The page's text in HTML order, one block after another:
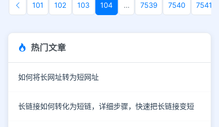
101 102 103 104 ... 7539 7540 7541
热门文章
如何将长网址转为短网址
长链接如何转化为短链，详细步骤，快速把长链接变短